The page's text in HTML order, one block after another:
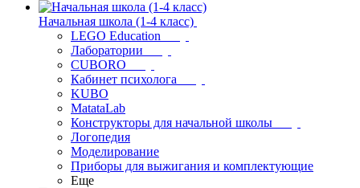
Начальная школа (1-4 класс)
LEGO Education
Лаборатории
CUBORO
Кабинет психолога
KUBO
MatataLab
Конструкторы для начальной школы
Логопедия
Моделирование
Приборы для выжигания и комплектующие
Еще